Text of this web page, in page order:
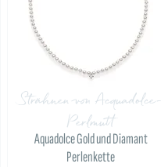
Strähnen von Acquadolce-
Perlmutt
Aquadolce Gold und Diamant
Perlenkette